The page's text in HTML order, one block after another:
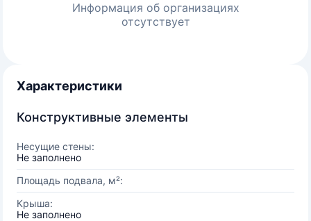
Информация об организациях
отсутствует
Характеристики
Конструктивные элементы
Несущие стены:
Не заполнено
Площадь подвала, м²:
Крыша:
Не заполнено